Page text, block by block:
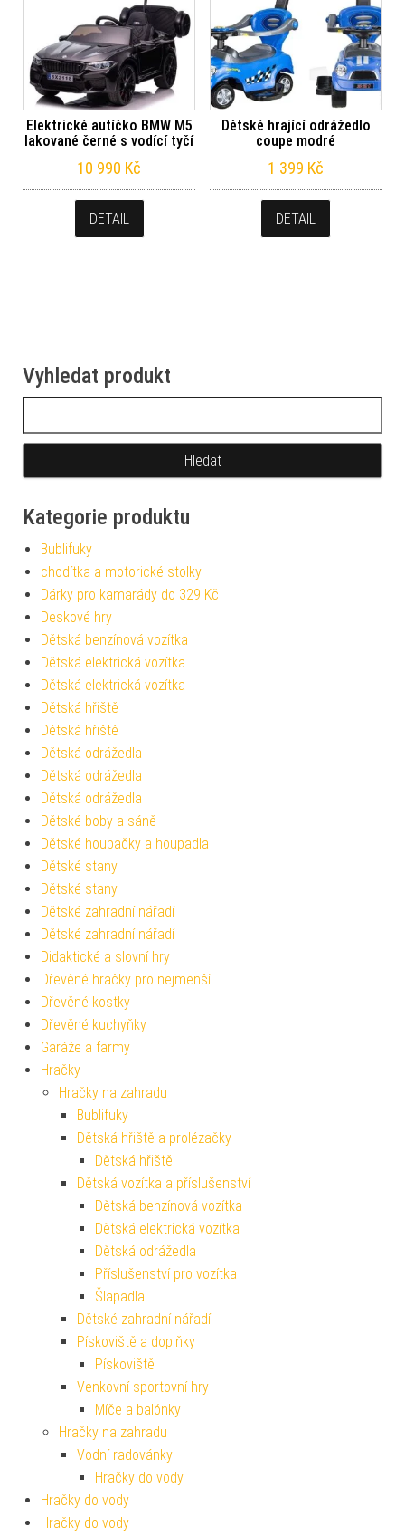
Elektrické autíčko BMW M5
lakované černé s vodící tyčí
10 990 Kč
DETAIL
Dětské hrající odrážedlo
coupe modré
1 399 Kč
DETAIL
Vyhledat produkt
Kategorie produktu
Bublifuky
chodítka a motorické stolky
Dárky pro kamarády do 329 Kč
Deskové hry
Dětská benzínová vozítka
Dětská elektrická vozítka
Dětská elektrická vozítka
Dětská hřiště
Dětská hřiště
Dětská odrážedla
Dětská odrážedla
Dětská odrážedla
Dětské boby a sáně
Dětské houpačky a houpadla
Dětské stany
Dětské stany
Dětské zahradní nářadí
Dětské zahradní nářadí
Didaktické a slovní hry
Dřevěné hračky pro nejmenší
Dřevěné kostky
Dřevěné kuchyňky
Garáže a farmy
Hračky
Hračky na zahradu
Bublifuky
Dětská hřiště a prolézačky
Dětská hřiště
Dětská vozítka a příslušenství
Dětská benzínová vozítka
Dětská elektrická vozítka
Dětská odrážedla
Příslušenství pro vozítka
Šlapadla
Dětské zahradní nářadí
Pískoviště a doplňky
Pískoviště
Venkovní sportovní hry
Míče a balónky
Hračky na zahradu
Vodní radovánky
Hračky do vody
Hračky do vody
Hračky do vody